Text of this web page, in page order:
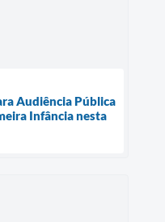
Audiência Pública
Infância nesta